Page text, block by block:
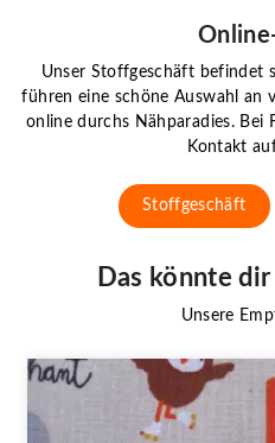
Unser Stoffgeschäft befindet
führen eine schöne Auswahl an
online durchs Nähparadies. Bei
Kontakt
Stoffgeschäft
Das könnte
Unsere